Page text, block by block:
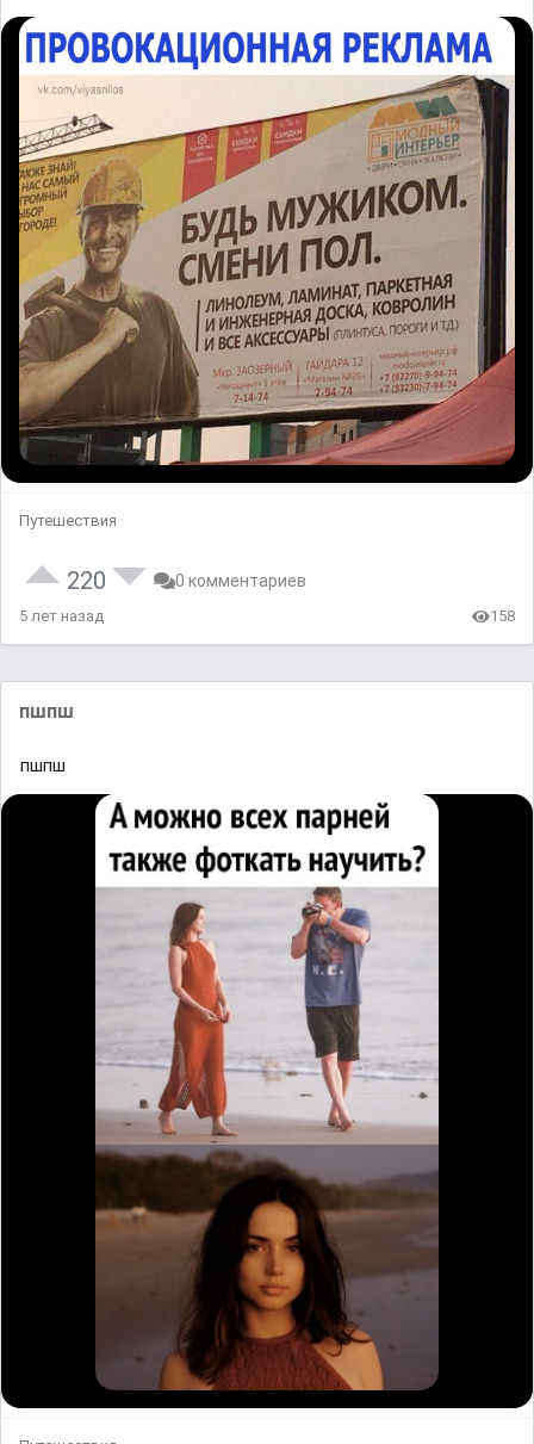
Путешествия
220 0 комментариев
5 лет назад 158
пшпш
пшпш